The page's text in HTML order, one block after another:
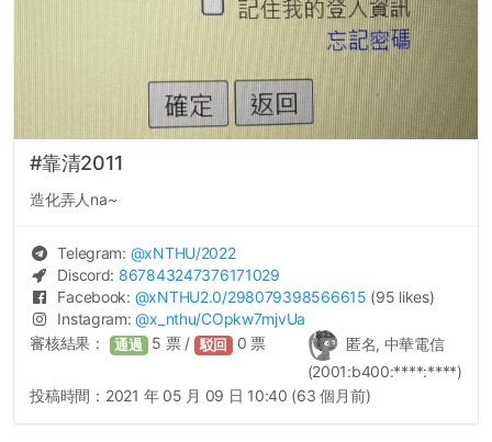
#靠清2011
造化弄人na~
Telegram: @xNTHU/2022
Discord: 867843247376171029
Facebook: @xNTHU2.0/298079398566615 (95 likes)
Instagram:@x_nthu/COpkw7mjvUa
匿名, 中華電信
(2001:b400:****:****)
審核結果： 通過 5 票 / 駁回 0 票
投稿時間： 2021 年 05 月 09 日 10:40 (63 個月前)